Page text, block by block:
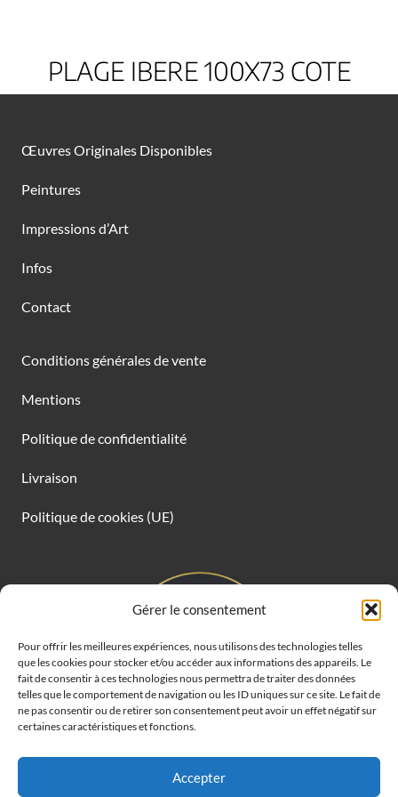
Gérer le consentement
Pour offrir les meilleures expériences, nous utilisons des technologies telles
que les cookies pour stocker et/ou accéder aux informations des appareils. Le
fait de consentir à ces technologies nous permettra de traiter des données
telles que le comportement de navigation ou les ID uniques sur ce site. Le fait de
ne pas consentir ou de retirer son consentement peut avoir un effet négatif sur
certaines caractéristiques et fonctions.
Accepter
PLAGE IBERE 100X73 COTE
Œuvres Originales Disponibles
Peintures
Impressions d’Art
Infos
Contact
Conditions générales de vente
Mentions
Politique de confidentialité
Livraison
Politique de cookies (UE)